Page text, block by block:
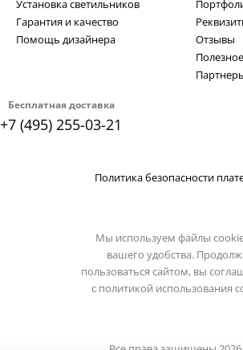
Бесплатная доставка
+7 (495) 255-03-21
Установка светильников
Гарантия и качество
Помощь дизайнера
Отзывы
Полезное
Политика безопасности
Мы используем файлы
вашего удобства.
пользоваться сайтом, вы
с политикой использования